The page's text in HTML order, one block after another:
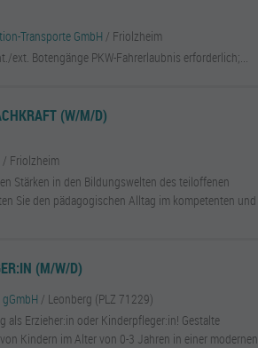
Transporte GmbH / Friolzheim
ext. Botengänge PKW-Fahrerlaubnis erforderlich;...
(W/M/D)
/ Friolzheim
Stärken in den Bildungswelten des teiloffenen
Sie den pädagogischen Alltag im kompetenten und
(M/W/D)
/ Leonberg (PLZ 71229)
als Erzieher:in oder Kinderpfleger:in! Gestalte
Kindern im Alter von 0-3 Jahren in einer modernen